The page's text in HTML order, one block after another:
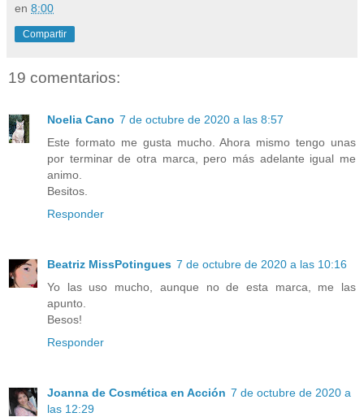
en 8:00
Compartir
19 comentarios:
Noelia Cano 7 de octubre de 2020 a las 8:57
Este formato me gusta mucho. Ahora mismo tengo unas
por terminar de otra marca, pero más adelante igual me
animo.
Besitos.
Responder
Beatriz MissPotingues 7 de octubre de 2020 a las 10:16
Yo las uso mucho, aunque no de esta marca, me las
apunto.
Besos!
Responder
Joanna de Cosmética en Acción 7 de octubre de 2020 a
las 12:29